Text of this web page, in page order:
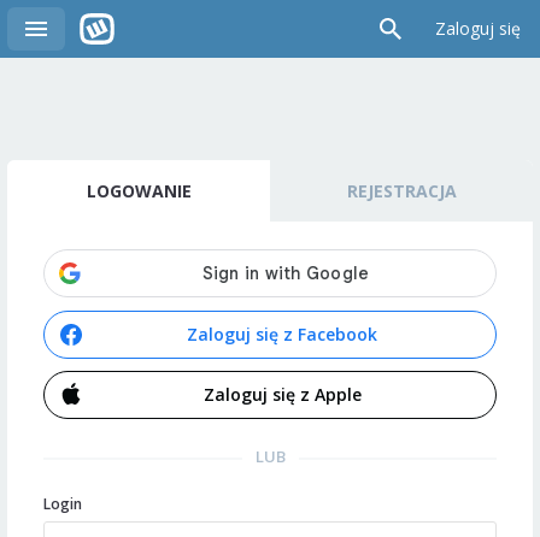
Zaloguj się
LOGOWANIE REJESTRACJA
Zaloguj się z Facebook
Zaloguj się z Apple
LUB
Login